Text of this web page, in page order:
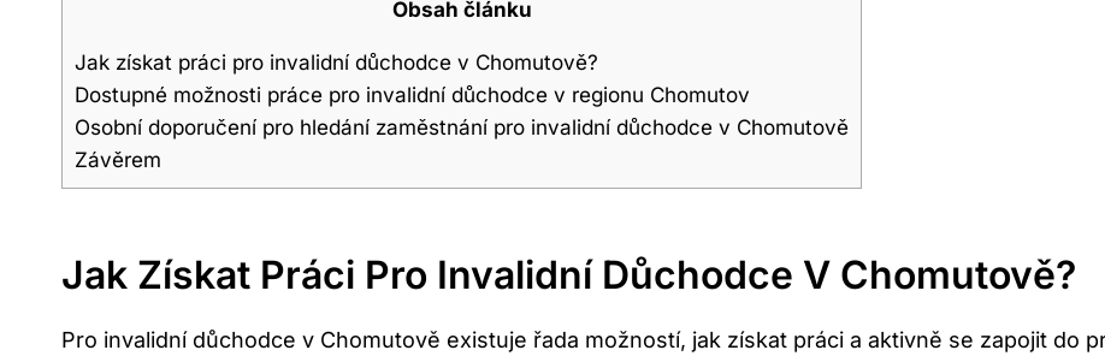
Obsah článku
Jak získat práci pro invalidní důchodce v Chomutově?
Dostupné možnosti práce pro invalidní důchodce v regionu Chomutov
Osobní doporučení pro hledání zaměstnání pro invalidní důchodce v Chomutově
Závěrem
Jak Získat Práci Pro Invalidní Důchodce V Chomutově?
Pro invalidní důchodce v Chomutově existuje řada možností, jak získat práci a aktivně se zapojit do